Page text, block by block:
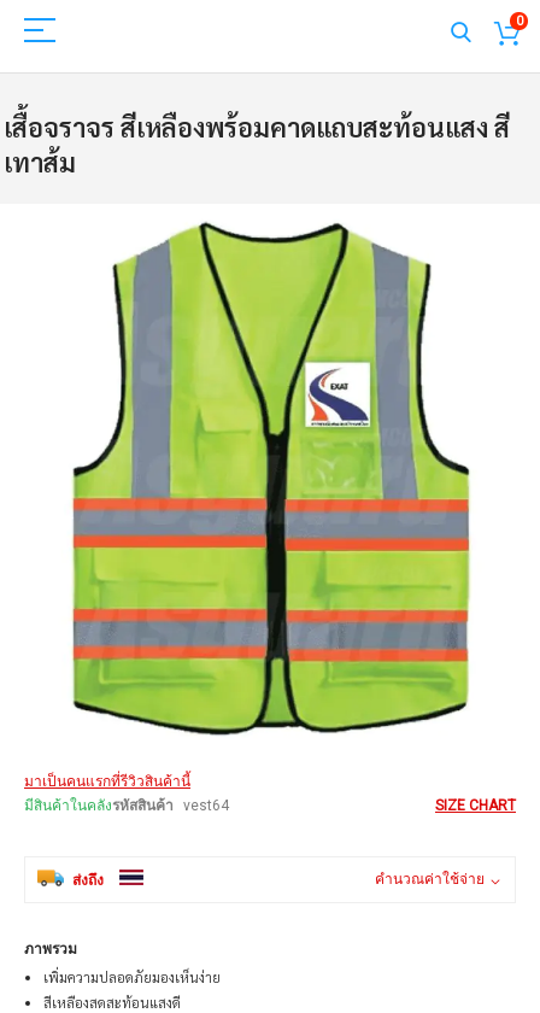
0
เสื้อจราจร สีเหลืองพร้อมคาดแถบสะท้อนแสง สี
เทาส้ม
images
มาเป็นคนแรกที่รีวิวสินค้านี้
มีสินค้าในคลังรหัสสินค้า vest64 SIZE CHART
ส่งถึง คำนวณค่าใช้จ่าย
ภาพรวม
เพิ่มความปลอดภัยมองเห็นง่าย
สีเหลืองสดสะท้อนแสงดี